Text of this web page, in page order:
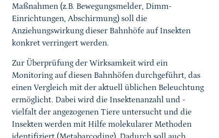
Maßnahmen (z.B. Bewegungsmelder, Dimm-
Einrichtungen, Abschirmung) soll die
Anziehungswirkung dieser Bahnhöfe auf Insekten
konkret verringert werden.
Zur Überprüfung der Wirksamkeit wird ein
Monitoring auf diesen Bahnhöfen durchgeführt, das
einen Vergleich mit der aktuell üblichen Beleuchtung
ermöglicht. Dabei wird die Insektenanzahl und -
vielfalt der angezogenen Tiere untersucht und die
Insekten werden mit Hilfe molekularer Methoden